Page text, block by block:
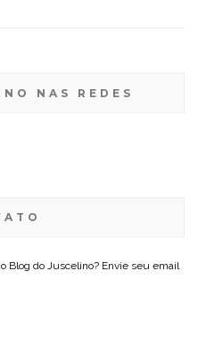
NAS REDES
Blog do Juscelino? Envie seu email